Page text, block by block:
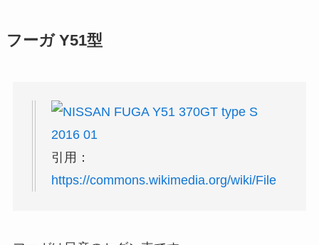
フーガ Y51型
引用：
https://commons.wikimedia.org/wiki/File